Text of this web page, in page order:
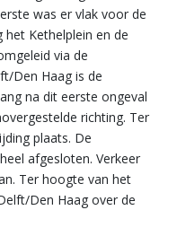
was er vlak voor de
het Kethelplein en de
via de
Den Haag is de
na dit eerste ongeval
richting. Ter
plaats. De
afgesloten. Verkeer
Ter hoogte van het
Den Haag over de